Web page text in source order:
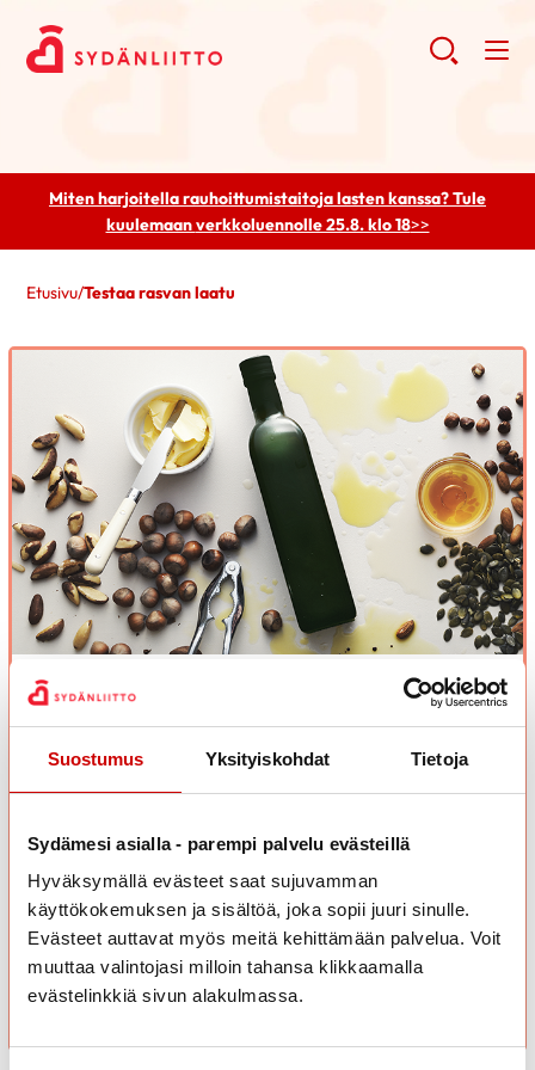
Suostumus Yksityiskohdat Tietoja
Sydämesi asialla - parempi palvelu evästeillä
Hyväksymällä evästeet saat sujuvamman
käyttökokemuksen ja sisältöä, joka sopii juuri sinulle.
Evästeet auttavat myös meitä kehittämään palvelua. Voit
muuttaa valintojasi milloin tahansa klikkaamalla
evästelinkkiä sivun alakulmassa.
Miten harjoitella rauhoittumistaitoja lasten kanssa? Tule
kuulemaanverkkoluennolle 25.8. klo 18>>
Etusivu/Testaa rasvan laatu
Testaa rasvan laatu
Olennaista on saada riittävästi tyydyttymättömiä, pehmeitä
rasvoja ja pitää tyydyttyneen, kovan rasvan saanti
ruokavaliosi rasvan laadusta.
Valitse jokaisesta kohdasta vaihtoehto, joka vastaa
parhaiten päivittäisiä ruokavalintojasi.
ALOITA TESTI / STARTA TESTET